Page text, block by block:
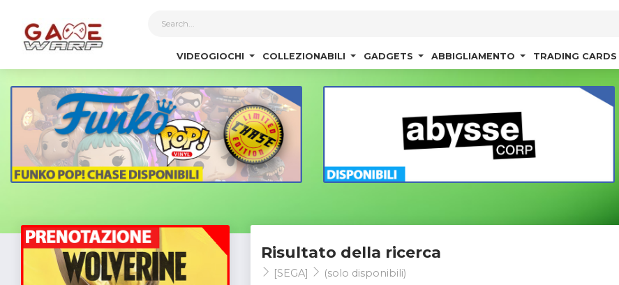
VIDEOGIOCHI COLLEZIONABILI GADGETS ABBIGLIAMENTO TRADING CARDS
Risultato della ricerca
[SEGA] (solo disponibili)